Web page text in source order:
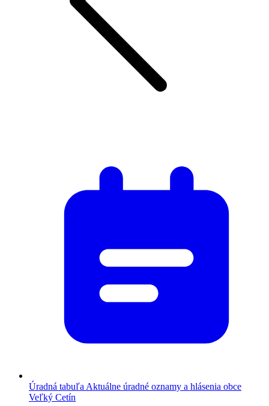
Úradná tabuľa Aktuálne úradné oznamy a hlásenia obce
Veľký Cetín